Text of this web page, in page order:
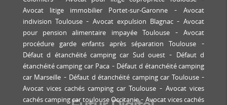
Avocat litige immobilier Portet-sur-Garonne
Avocat
indivision Toulouse
Avocat expulsion Blagnac
Avocat
pour pension alimentaire impayée Toulouse
Avocat
procédure garde enfants après séparation Toulouse
Défaut d étanchéité camping car Sud ouest
Défaut d
étanchéité camping car Paca
Défaut d étanchéité camping
car Marseille
Défaut d étanchéité camping car Toulouse
Avocat vices cachés camping car Toulouse
Avocat vices
cachés camping car toulouse Occitanie
Avocat vices cachés